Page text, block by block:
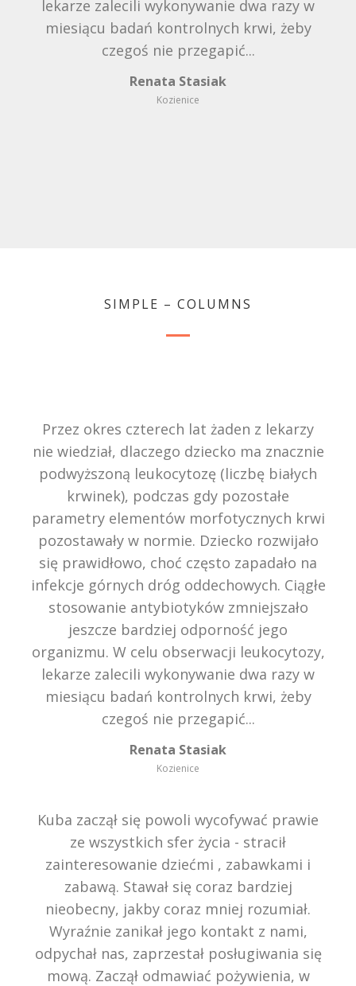
lekarze zalecili wykonywanie dwa razy w
miesiącu badań kontrolnych krwi, żeby
czegoś nie przegapić...
Renata Stasiak
Kozienice
niespokojny. Kiedy się zdenerwował nie
potrafił się bardzo długo uspokoić. W
wieku prawic 4 lat Kuba został
zdiagnozowany jako dziecko z
zaburzeniami autystycznymi...
SIMPLE – COLUMNS
Przez okres czterech lat żaden z lekarzy
nie wiedział, dlaczego dziecko ma znacznie
podwyższoną leukocytozę (liczbę białych
krwinek), podczas gdy pozostałe
parametry elementów morfotycznych krwi
pozostawały w normie. Dziecko rozwijało
się prawidłowo, choć często zapadało na
infekcje górnych dróg oddechowych. Ciągłe
stosowanie antybiotyków zmniejszało
jeszcze bardziej odporność jego
organizmu. W celu obserwacji leukocytozy,
lekarze zalecili wykonywanie dwa razy w
miesiącu badań kontrolnych krwi, żeby
czegoś nie przegapić...
Renata Stasiak
Kozienice
Kuba zaczął się powoli wycofywać prawie
ze wszystkich sfer życia - stracił
zainteresowanie dziećmi , zabawkami i
zabawą. Stawał się coraz bardziej
nieobecny, jakby coraz mniej rozumiał.
Wyraźnie zanikał jego kontakt z nami,
odpychał nas, zaprzestał posługiwania się
mową. Zaczął odmawiać pożywienia, w